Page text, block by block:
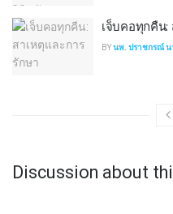
เจ็บคอทุกคืน:
BYนพ. ปราชกรณ์ น
Discussion about